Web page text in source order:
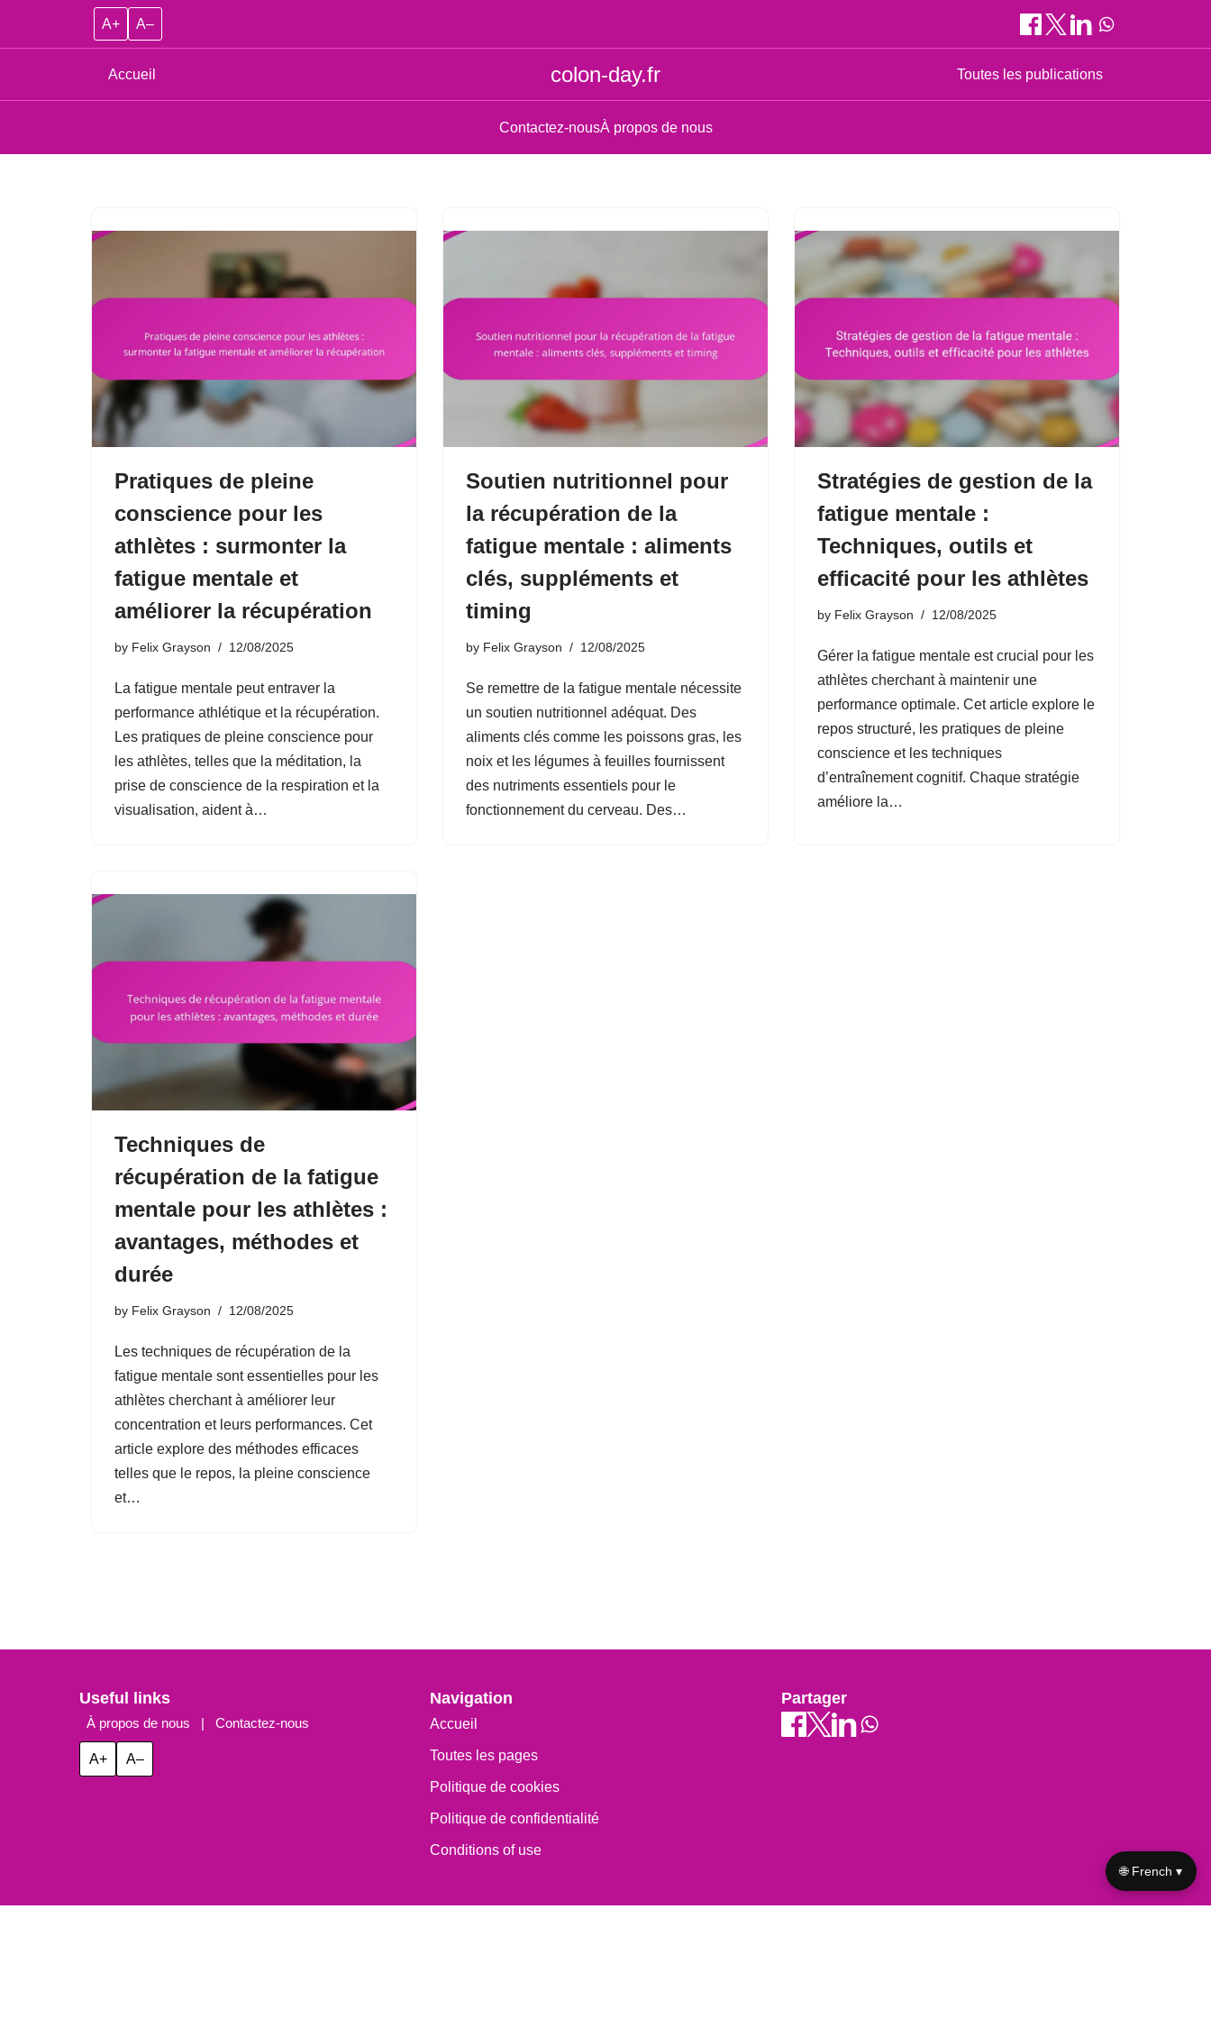
A+ A–
Accueil colon-day.fr Toutes les publications
Contactez-nousÀ propos de nous
Pratiques de pleine
conscience pour les
athlètes : surmonter la
fatigue mentale et
améliorer la récupération
by Felix Grayson 12/08/2025
La fatigue mentale peut entraver la
performance athlétique et la récupération.
Les pratiques de pleine conscience pour
les athlètes, telles que la méditation, la
prise de conscience de la respiration et la
visualisation, aident à…
Soutien nutritionnel pour
la récupération de la
fatigue mentale : aliments
clés, suppléments et
timing
by Felix Grayson 12/08/2025
Se remettre de la fatigue mentale nécessite
un soutien nutritionnel adéquat. Des
aliments clés comme les poissons gras, les
noix et les légumes à feuilles fournissent
des nutriments essentiels pour le
fonctionnement du cerveau. Des…
Stratégies de gestion de la
fatigue mentale :
Techniques, outils et
efficacité pour les athlètes
by Felix Grayson 12/08/2025
Gérer la fatigue mentale est crucial pour les
athlètes cherchant à maintenir une
performance optimale. Cet article explore le
repos structuré, les pratiques de pleine
conscience et les techniques
d’entraînement cognitif. Chaque stratégie
améliore la…
Techniques de
récupération de la fatigue
mentale pour les athlètes :
avantages, méthodes et
durée
by Felix Grayson 12/08/2025
Les techniques de récupération de la
fatigue mentale sont essentielles pour les
athlètes cherchant à améliorer leur
concentration et leurs performances. Cet
article explore des méthodes efficaces
telles que le repos, la pleine conscience
et…
Useful links
À propos de nous | Contactez-nous
A+ A–
Navigation
Accueil
Toutes les pages
Politique de cookies
Politique de confidentialité
Conditions of use
Partager
🌐 French ▾